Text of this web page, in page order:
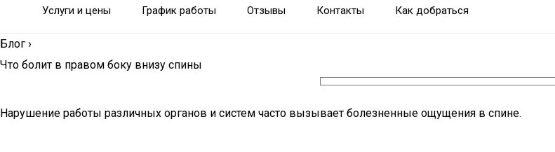
Услуги и цены График работы Отзывы Контакты Как добраться
Блог ›
Что болит в правом боку внизу спины
Нарушение работы различных органов и систем часто вызывает болезненные ощущения в спине.